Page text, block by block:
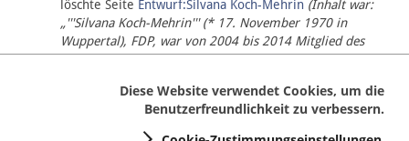
löschte Seite Entwurf:Silvana Koch-Mehrin (Inhalt war:
„'''Silvana Koch-Mehrin''' (* 17. November 1970 in
Wuppertal), FDP, war von 2004 bis 2014 Mitglied des
Europäischen Parlaments, seit November 2014 ist sie für
Diese Website verwendet Cookies, um die
Benutzerfreundlichkeit zu verbessern.